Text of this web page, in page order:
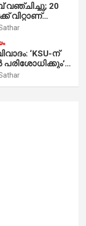
20
വിറ്റാണ്
ഇപ്പോള്‍
ദുരനുഭവങ്ങള്‍
‘KSU-ന്